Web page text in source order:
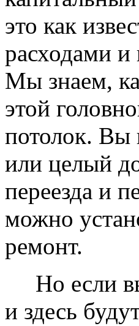
это как
расходами
Мы знаем,
этой
потолок. Вы
или целый
переезда и
можно
ремонт.
Но если вы
и здесь